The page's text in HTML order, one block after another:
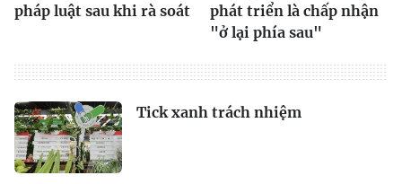
pháp luật sau khi rà soát
phát triển là chấp nhận
"ở lại phía sau"
Tick xanh trách nhiệm